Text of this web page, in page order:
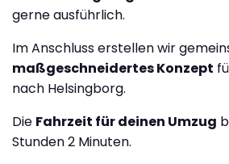
gerne ausführlich.
Im Anschluss erstellen wir
maßgeschneidertes Konzept
nach Helsingborg.
Die Fahrzeit für deinen Umzug
Stunden 2 Minuten.